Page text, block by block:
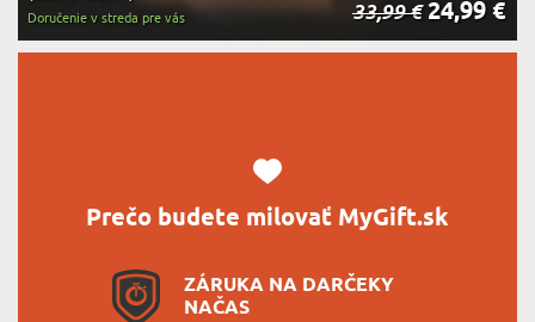
33,99 €24,99 €
Doručenie v streda pre vás
Prečo budete milovať MyGift.sk
ZÁRUKA NA DARČEKY
NAČAS